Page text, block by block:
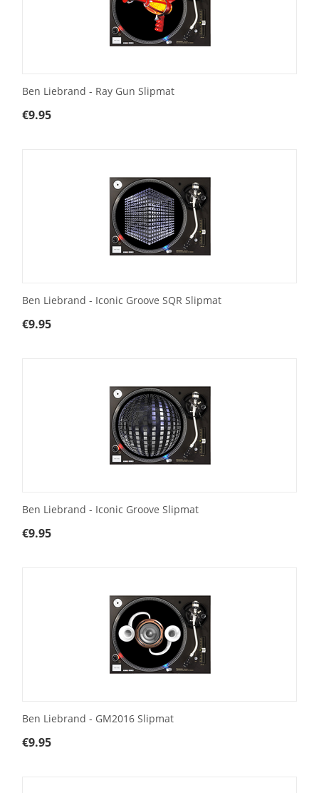
Ben Liebrand - Ray Gun Slipmat
€9.95
Ben Liebrand - Iconic Groove SQR Slipmat
€9.95
Ben Liebrand - Iconic Groove Slipmat
€9.95
Ben Liebrand - GM2016 Slipmat
€9.95